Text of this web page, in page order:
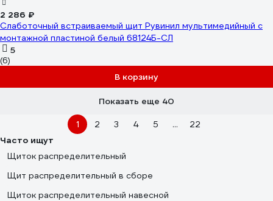
2 286 ₽
Слаботочный встраиваемый щит Рувинил мультимедийный с
монтажной пластиной белый 68124Б-СЛ
5
(6)
В корзину
Показать еще 40
1 2 3 4 5 ...
22
Часто ищут
Щиток распределительный
Щит распределительный в сборе
Щиток распределительный навесной